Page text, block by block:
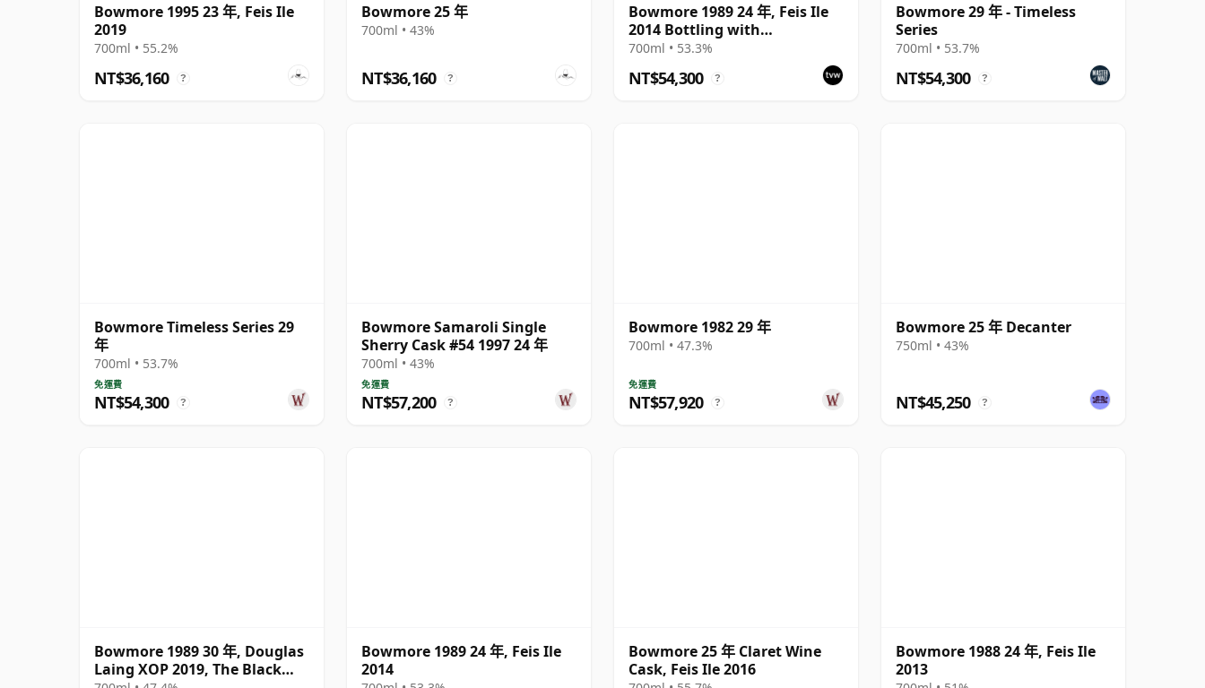
Bowmore 1995 23 年, Feis Ile
2019
700ml • 55.2%
NT$36,160 ?
Bowmore 25 年
700ml • 43%
NT$36,160 ?
Bowmore 1989 24 年, Feis Ile
2014 Bottling with
Presentation Box
700ml • 53.3%
NT$54,300 ?
Bowmore 29 年 - Timeless
Series
700ml • 53.7%
NT$54,300 ?
Bowmore Timeless Series 29
年
700ml • 53.7%
免運費
NT$54,300 ?
Bowmore Samaroli Single
Sherry Cask #54 1997 24 年
700ml • 43%
免運費
NT$57,200 ?
Bowmore 1982 29 年
700ml • 47.3%
免運費
NT$57,920 ?
Bowmore 25 年 Decanter
750ml • 43%
NT$45,250 ?
Bowmore 1989 30 年, Douglas
Laing XOP 2019, The Black
Bowmore 1989 24 年, Feis Ile
2014
Bowmore 25 年 Claret Wine
Cask, Feis Ile 2016
Bowmore 1988 24 年, Feis Ile
2013